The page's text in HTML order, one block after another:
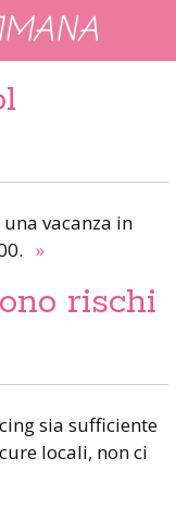
vacanza in
»
rischi
sia sufficiente
locali, non ci